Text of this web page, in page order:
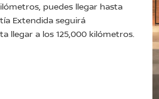
puedes llegar hasta
Extendida seguirá
llegar a los 125,000 kilómetros.